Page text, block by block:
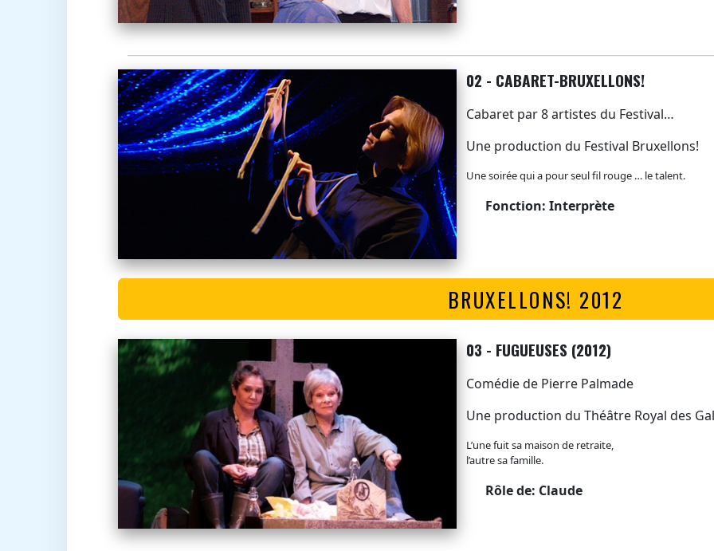
02 - CABARET-BRUXELLONS!
Cabaret par 8 artistes du Festival…
Une production du Festival Bruxellons!
Une soirée qui a pour seul fil rouge … le talent.
Fonction: Interprète
BRUXELLONS! 2012
03 - FUGUEUSES (2012)
Comédie de Pierre Palmade
Une production du Théâtre Royal des
L’une fuit sa maison de retraite,
l’autre sa famille.
Rôle de: Claude